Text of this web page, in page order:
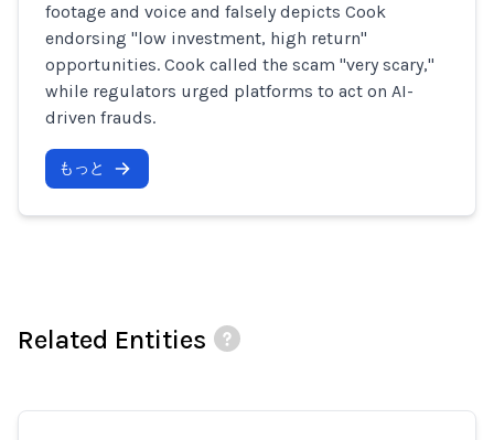
footage and voice and falsely depicts Cook
endorsing "low investment, high return"
opportunities. Cook called the scam "very scary,"
while regulators urged platforms to act on AI-
driven frauds.
もっと
Related Entities